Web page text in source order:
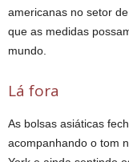
americanas no setor
que as medidas
mundo.
Lá fora
As bolsas asiáticas
acompanhando o tom